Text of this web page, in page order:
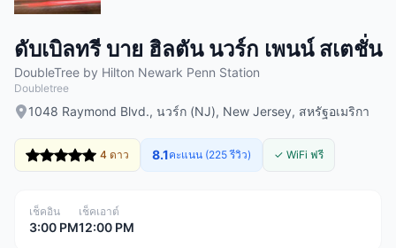
ดับเบิลทรี บาย ฮิลตัน นวร์ก เพนน์ สเตชั่น
DoubleTree by Hilton Newark Penn Station
Doubletree
1048 Raymond Blvd., นวร์ก (NJ), New Jersey, สหรัฐอเมริกา
4 ดาว 8.1คะแนน (225 รีวิว) ✓ WiFi ฟรี
เช็คอิน
3:00 PM
เช็คเอาต์
12:00 PM